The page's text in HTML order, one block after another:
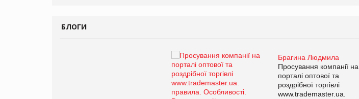
БЛОГИ
Брагина Людмила
Просування компанії на
порталі оптової та
роздрібної торгівлі
www.trademaster.ua.